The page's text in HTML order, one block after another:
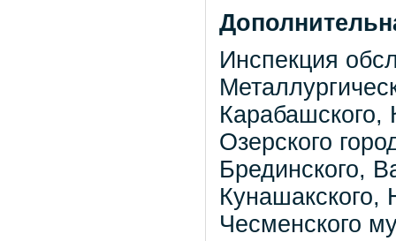
Инспекция
Карабашского,
Озерского
Брединского,
Кунашакского,
Чесменского